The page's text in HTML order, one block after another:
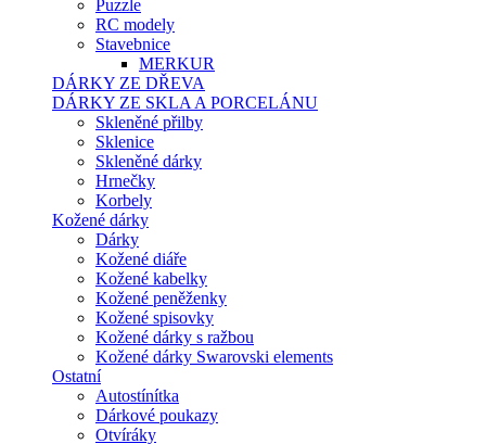
Puzzle
RC modely
Stavebnice
MERKUR
DÁRKY ZE DŘEVA
DÁRKY ZE SKLA A PORCELÁNU
Skleněné přilby
Sklenice
Skleněné dárky
Hrnečky
Korbely
Kožené dárky
Dárky
Kožené diáře
Kožené kabelky
Kožené peněženky
Kožené spisovky
Kožené dárky s ražbou
Kožené dárky Swarovski elements
Ostatní
Autostínítka
Dárkové poukazy
Otvíráky